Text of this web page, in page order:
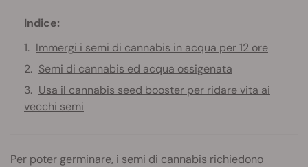
Indice:
Immergi i semi di cannabis in acqua per 12 ore
Semi di cannabis ed acqua ossigenata
Usa il cannabis seed booster per ridare vita ai
vecchi semi
Per poter germinare, i semi di cannabis richiedono